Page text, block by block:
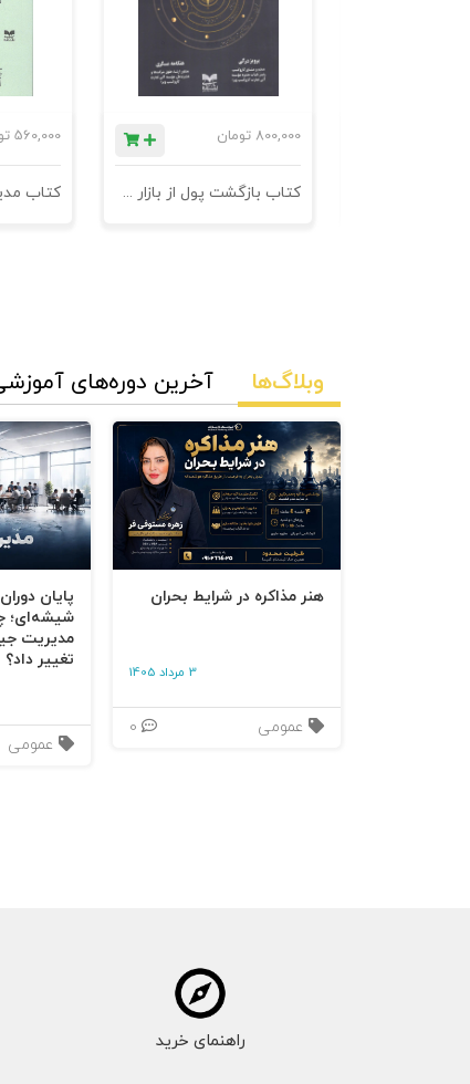
800,000 تومان
کتاب بازگشت پول از بازار مدیریت وصول مطالبات
560,000
وبلاگ‌ها آخرین دوره‌های
هنر مذاکره در شرایط بحران
3 مرداد 1405
عمومی
پایان
شیشه‌ای؛
مدیریت
تغییر داد؟
عمومی
راهنمای خرید